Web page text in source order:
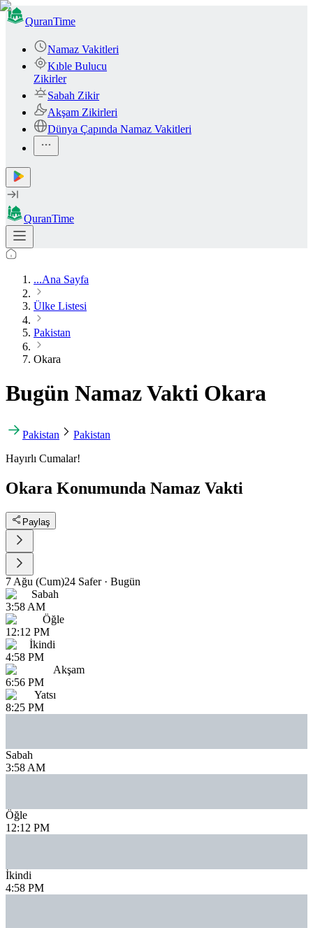
QuranTime
Namaz Vakitleri
Kıble Bulucu
Zikirler
Sabah Zikir
Akşam Zikirleri
Dünya Çapında Namaz Vakitleri
QuranTime
...Ana Sayfa
Ülke Listesi
Pakistan
Okara
Bugün Namaz Vakti Okara
Pakistan
Pakistan
Hayırlı Cumalar!
Okara Konumunda Namaz Vakti
Paylaş
7 Ağu (Cum)24 Safer· Bugün
Sabah
3:58 AM
Öğle
12:12 PM
İkindi
4:58 PM
Akşam
6:56 PM
Yatsı
8:25 PM
Sabah
3:58 AM
Öğle
12:12 PM
İkindi
4:58 PM